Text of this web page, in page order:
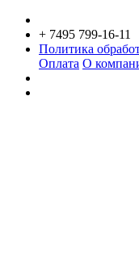
+ 7495 799-16-11
Политика
Оплата О